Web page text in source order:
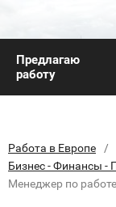
Предлагаю
работу
Работа в Европе
Бизнес - Финансы -
Менеджер по